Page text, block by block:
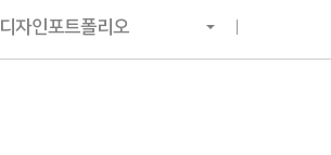
디자인포트폴리오